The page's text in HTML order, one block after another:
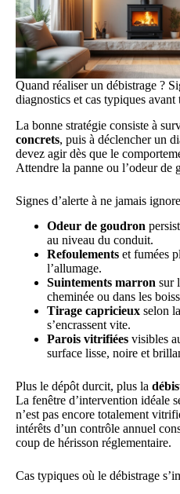
Quand réaliser un débistrage ?
diagnostics et cas typiques avant
La bonne stratégie consiste à
concrets, puis à déclencher un
devez agir dès que le
Attendre la panne ou l’odeur de
Signes d’alerte à ne jamais
Odeur de goudron
au niveau du conduit.
Refoulements et fumées
l’allumage.
Suintements marron sur
cheminée ou dans les
Tirage capricieux selon
s’encrassent vite.
Parois vitrifiées visibles
surface lisse, noire et
Plus le dépôt durcit, plus la
La fenêtre d’intervention idéale
n’est pas encore totalement
intérêts d’un contrôle annuel
coup de hérisson réglementaire.
Cas typiques où le débistrage